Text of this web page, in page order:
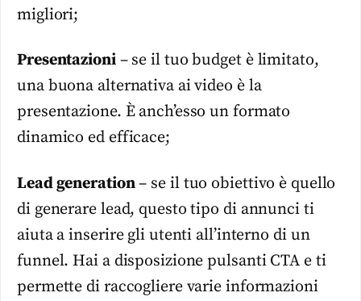
migliori;
Presentazioni– se il tuo budget è limitato,
una buona alternativa ai video è la
presentazione. È anch’esso un formato
dinamico ed efficace;
Lead generation– se il tuo obiettivo è quello
di generare lead, questo tipo di annunci ti
aiuta a inserire gli utenti all’interno di un
funnel. Hai a disposizione pulsanti CTA e ti
permette di raccogliere varie informazioni